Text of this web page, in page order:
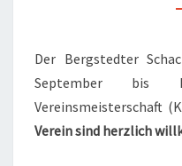
Der Bergstedter
September bis
Vereinsmeisterschaft
Verein sind herzlich